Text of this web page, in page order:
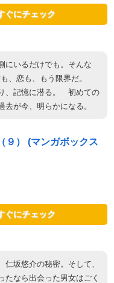
ぐにチェック
にいるだけでも。そんな
、恋も、もう限界だ。
、記憶に潜る。 初めての
が今、明らかになる。
） (マンガボックス
ぐにチェック
坂悠介の秘密。そして、
たなら出会った男女はごく